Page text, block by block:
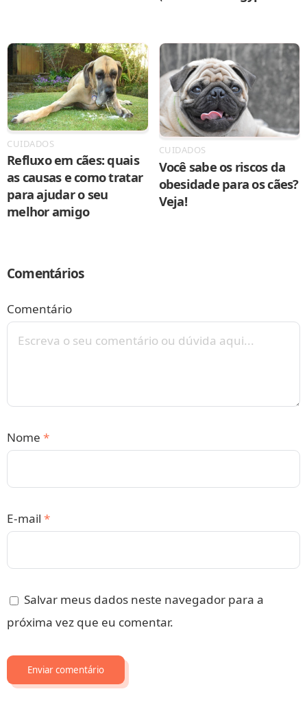
CUIDADOS
Refluxo em cães: quais
as causas e como tratar
para ajudar o seu
melhor amigo
CUIDADOS
Você sabe os riscos da
obesidade para os cães?
Veja!
Comentários
Comentário
Nome *
E-mail *
Salvar meus dados neste navegador para a
próxima vez que eu comentar.